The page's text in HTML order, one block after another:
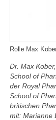
Rolle Max
Dr. Max
School of
der Royal
School of
britischen
mit: Marianne